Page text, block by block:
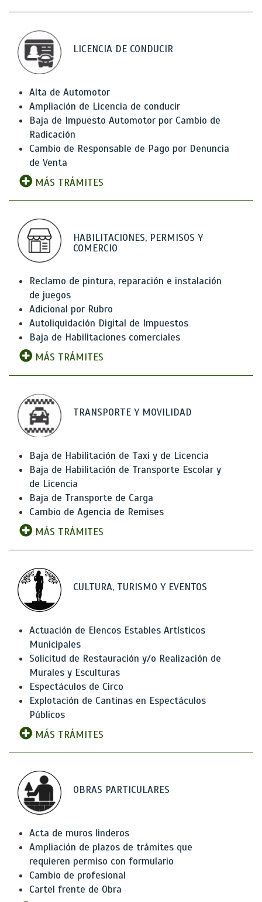
LICENCIA DE CONDUCIR
Alta de Automotor
Ampliación de Licencia de conducir
Baja de Impuesto Automotor por Cambio de
Radicación
Cambio de Responsable de Pago por Denuncia
de Venta
MÁS TRÁMITES
HABILITACIONES, PERMISOS Y
COMERCIO
Reclamo de pintura, reparación e instalación
de juegos
Adicional por Rubro
Autoliquidación Digital de Impuestos
Baja de Habilitaciones comerciales
MÁS TRÁMITES
TRANSPORTE Y MOVILIDAD
Baja de Habilitación de Taxi y de Licencia
Baja de Habilitación de Transporte Escolar y
de Licencia
Baja de Transporte de Carga
Cambio de Agencia de Remises
MÁS TRÁMITES
CULTURA, TURISMO Y EVENTOS
Actuación de Elencos Estables Artísticos
Municipales
Solicitud de Restauración y/o Realización de
Murales y Esculturas
Espectáculos de Circo
Explotación de Cantinas en Espectáculos
Públicos
MÁS TRÁMITES
OBRAS PARTICULARES
Acta de muros linderos
Ampliación de plazos de trámites que
requieren permiso con formulario
Cambio de profesional
Cartel frente de Obra